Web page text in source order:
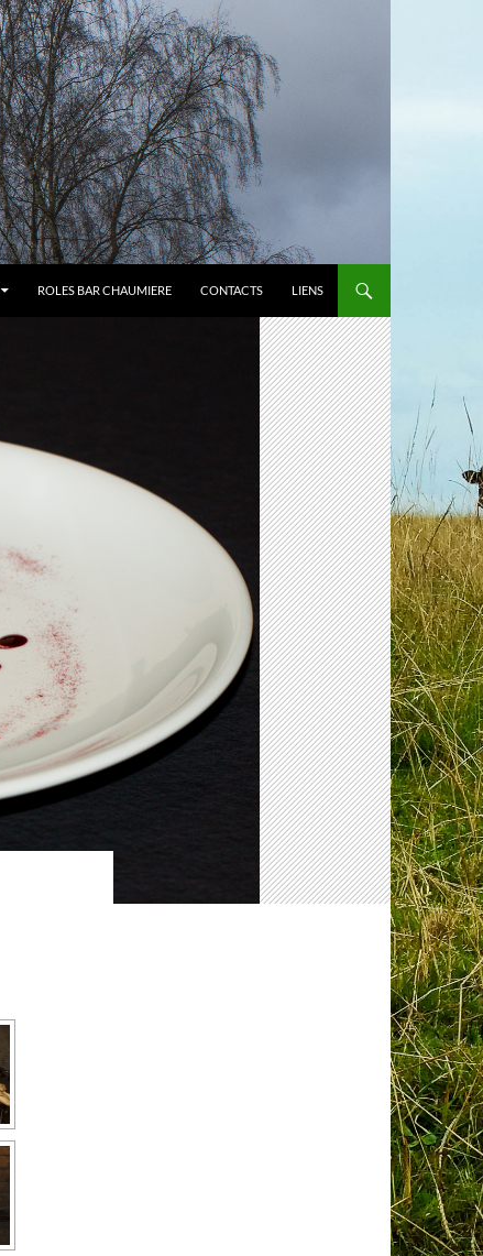
ROLES BAR CHAUMIERE CONTACTS LIENS